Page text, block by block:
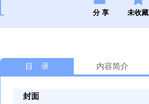
分 享 未收藏
目 录 内容简介
封面